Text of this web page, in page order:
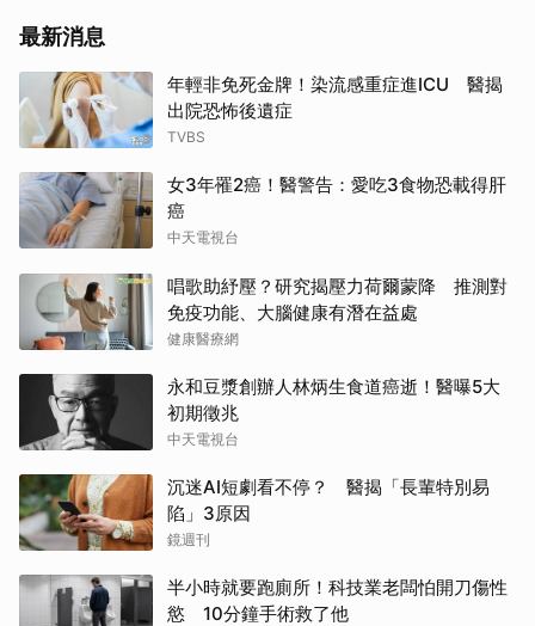
最新消息
年輕非免死金牌！染流感重症進ICU 醫揭
出院恐怖後遺症
TVBS
女3年罹2癌！醫警告：愛吃3食物恐載得肝
癌
中天電視台
唱歌助紓壓？研究揭壓力荷爾蒙降 推測對
免疫功能、大腦健康有潛在益處
健康醫療網
永和豆漿創辦人林炳生食道癌逝！醫曝5大
初期徵兆
中天電視台
沉迷AI短劇看不停？ 醫揭「長輩特別易
陷」3原因
鏡週刊
半小時就要跑廁所！科技業老闆怕開刀傷性
慾 10分鐘手術救了他